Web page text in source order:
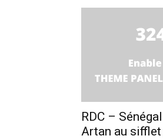
RDC –
Artan au sifflet